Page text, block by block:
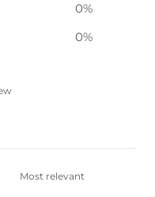
0%
0%